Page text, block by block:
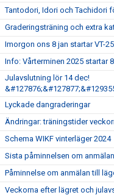
Tantodori, Idori och Tachidori
Graderingsträning och extra
Imorgon ons 8 jan startar VT-
Info: Vårterminen 2025 startar
Julavslutning lör 14 dec!
Lyckade dangraderingar
Ändringar: träningstider
Schema WIKF vinterläger 2024
Sista påminnelsen om
Påminnelse om anmälan till
Veckorna efter lägret och